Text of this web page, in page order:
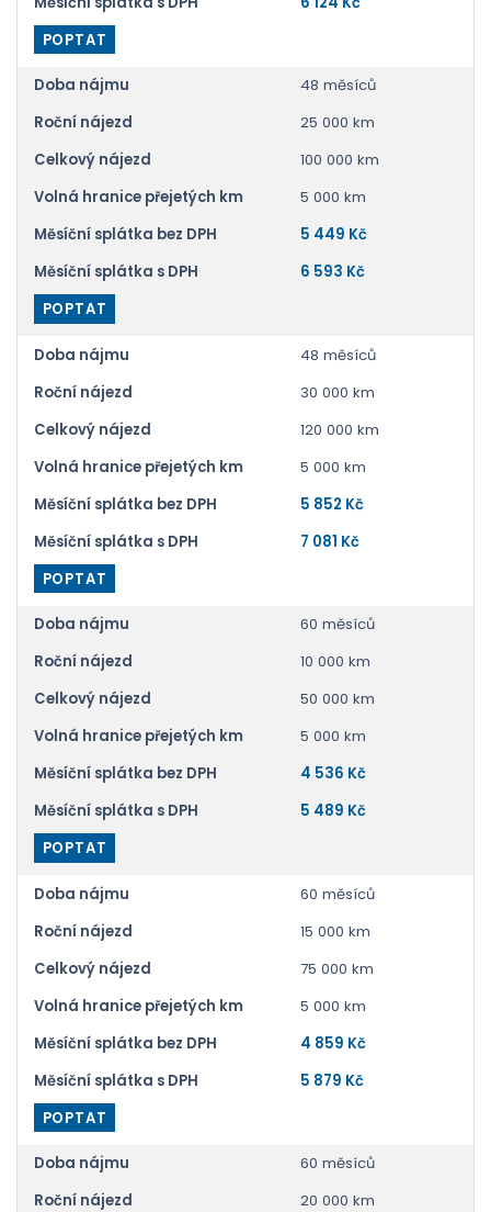
POPTAT
Doba nájmu
48 měsíců
Roční nájezd
25 000 km
Celkový nájezd
100 000 km
Volná hranice přejetých km
5 000 km
Měsíční splátka bez DPH
5 449 Kč
Měsíční splátka s DPH
6 593 Kč
POPTAT
Doba nájmu
48 měsíců
Roční nájezd
30 000 km
Celkový nájezd
120 000 km
Volná hranice přejetých km
5 000 km
Měsíční splátka bez DPH
5 852 Kč
Měsíční splátka s DPH
7 081 Kč
POPTAT
Doba nájmu
60 měsíců
Roční nájezd
10 000 km
Celkový nájezd
50 000 km
Volná hranice přejetých km
5 000 km
Měsíční splátka bez DPH
4 536 Kč
Měsíční splátka s DPH
5 489 Kč
POPTAT
Doba nájmu
60 měsíců
Roční nájezd
15 000 km
Celkový nájezd
75 000 km
Volná hranice přejetých km
5 000 km
Měsíční splátka bez DPH
4 859 Kč
Měsíční splátka s DPH
5 879 Kč
POPTAT
Doba nájmu
60 měsíců
Roční nájezd
20 000 km